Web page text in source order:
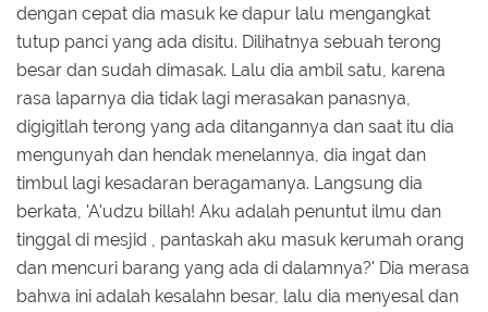
dengan cepat dia masuk ke dapur lalu mengangkat
tutup panci yang ada disitu. Dilihatnya sebuah terong
besar dan sudah dimasak. Lalu dia ambil satu, karena
rasa laparnya dia tidak lagi merasakan panasnya,
digigitlah terong yang ada ditangannya dan saat itu dia
mengunyah dan hendak menelannya, dia ingat dan
timbul lagi kesadaran beragamanya. Langsung dia
berkata, 'A'udzu billah! Aku adalah penuntut ilmu dan
tinggal di mesjid , pantaskah aku masuk kerumah orang
dan mencuri barang yang ada di dalamnya?' Dia merasa
bahwa ini adalah kesalahn besar, lalu dia menyesal dan